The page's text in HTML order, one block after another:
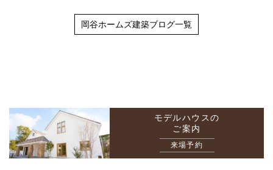
岡谷ホームズ建築ブログ一覧
モデルハウスの
ご案内
来場予約